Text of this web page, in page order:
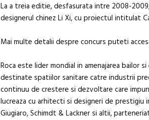
La a treia editie, desfasurata intre 2008-
designerul chinez Li Xi, cu proiectul intitulat
Mai multe detalii despre concurs puteti
Roca este lider mondial in amenajarea bailor
destinate spatiilor sanitare catre industrii
continuu de crestere si dezvoltare care
lucreaza cu arhitecti si designeri de
Giugiaro, Schimdt & Lackner si altii,